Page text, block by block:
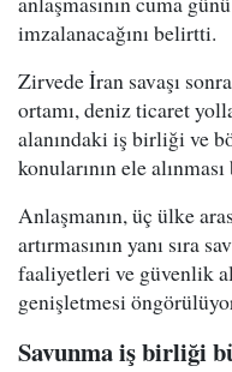
imzalanacağını belirtti.
Zirvede İran savaşı
ortamı, deniz ticaret
alanındaki iş birliği ve
konularının ele
Anlaşmanın, üç ülke
artırmasının yanı sıra
faaliyetleri ve güvenlik
genişletmesi
Savunma iş birliği